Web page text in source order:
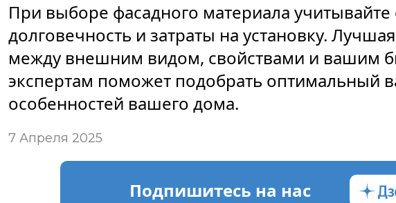
При выборе фасадного материала учитывайте
долговечность и затраты на установку.
между внешним видом, свойствами и вашим
экспертам поможет подобрать оптимальный
особенностей вашего дома.
7 Апреля 2025
Подпишитесь на нас